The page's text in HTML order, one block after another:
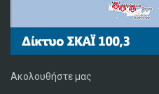
Ακολουθήστε μας